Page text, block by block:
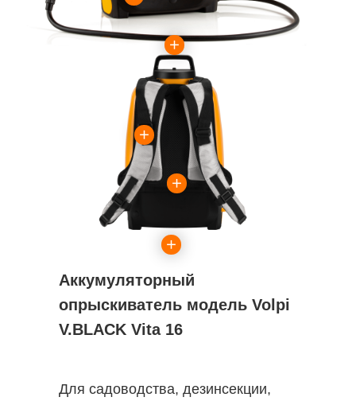
Аккумуляторный
опрыскиватель модель Volpi
V.BLACK Vita 16
Для садоводства, дезинсекции,